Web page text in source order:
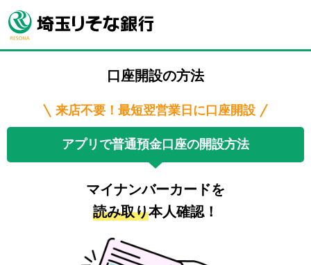
口座開設の方法
来店不要！最短翌営業日に口座開設
アプリで普通預金口座の開設方法
マイナンバーカードを
読み取り本人確認！